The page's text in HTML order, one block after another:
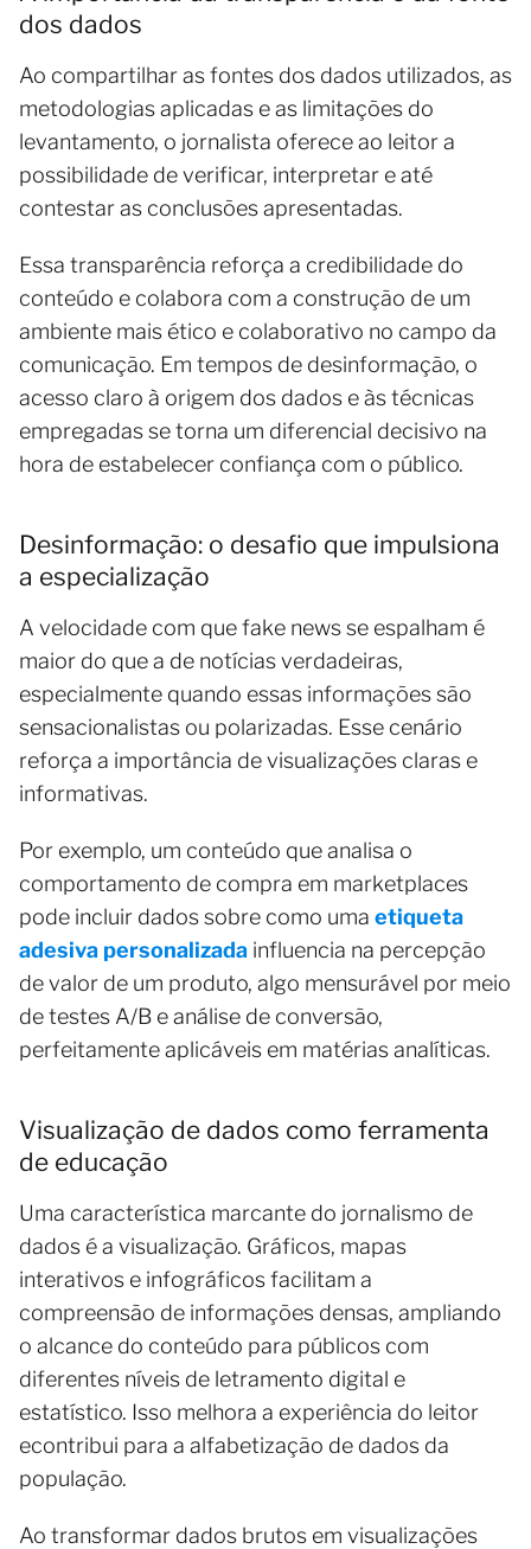
dos dados
Ao compartilhar as fontes dos dados utilizados, as
metodologias aplicadas e as limitações do
levantamento, o jornalista oferece ao leitor a
possibilidade de verificar, interpretar e até
contestar as conclusões apresentadas.
Essa transparência reforça a credibilidade do
conteúdo e colabora com a construção de um
ambiente mais ético e colaborativo no campo da
comunicação. Em tempos de desinformação, o
acesso claro à origem dos dados e às técnicas
empregadas se torna um diferencial decisivo na
hora de estabelecer confiança com o público.
Desinformação: o desafio que impulsiona
a especialização
A velocidade com que fake news se espalham é
maior do que a de notícias verdadeiras,
especialmente quando essas informações são
sensacionalistas ou polarizadas. Esse cenário
reforça a importância de visualizações claras e
informativas.
Por exemplo, um conteúdo que analisa o
comportamento de compra em marketplaces
pode incluir dados sobre como uma etiqueta
adesiva personalizada influencia na percepção
de valor de um produto, algo mensurável por meio
de testes A/B e análise de conversão,
perfeitamente aplicáveis em matérias analíticas.
Visualização de dados como ferramenta
de educação
Uma característica marcante do jornalismo de
dados é a visualização. Gráficos, mapas
interativos e infográficos facilitam a
compreensão de informações densas, ampliando
o alcance do conteúdo para públicos com
diferentes níveis de letramento digital e
estatístico. Isso melhora a experiência do leitor
econtribui para a alfabetização de dados da
população.
Ao transformar dados brutos em visualizações